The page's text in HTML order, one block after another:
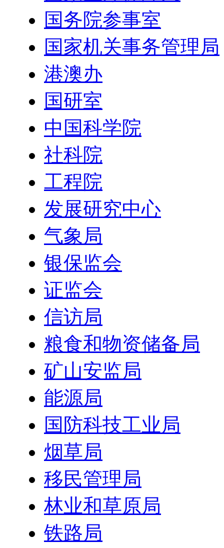
国务院参事室
国家机关事务管理局
港澳办
国研室
中国科学院
社科院
工程院
发展研究中心
气象局
银保监会
证监会
信访局
粮食和物资储备局
矿山安监局
能源局
国防科技工业局
烟草局
移民管理局
林业和草原局
铁路局